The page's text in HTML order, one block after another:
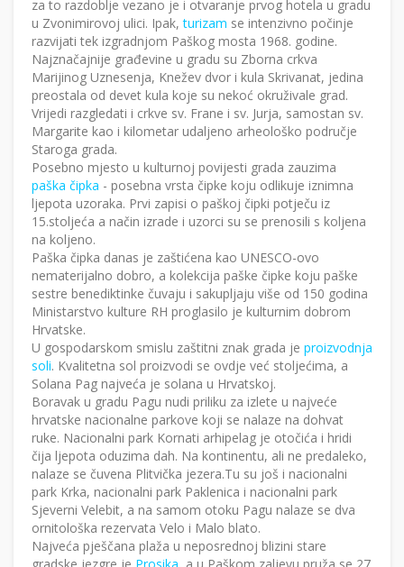
za to razdoblje vezano je i otvaranje prvog hotela u gradu
u Zvonimirovoj ulici. Ipak,turizam se intenzivno počinje
razvijati tek izgradnjom Paškog mosta 1968. godine.
Najznačajnije građevine u gradu su Zborna crkva
Marijinog Uznesenja, Knežev dvor i kula Skrivanat, jedina
preostala od devet kula koje su nekoć okruživale grad.
Vrijedi razgledati i crkve sv. Frane i sv. Jurja, samostan sv.
Margarite kao i kilometar udaljeno arheološko područje
Staroga grada.
Posebno mjesto u kulturnoj povijesti grada zauzima
paška čipka - posebna vrsta čipke koju odlikuje iznimna
ljepota uzoraka. Prvi zapisi o paškoj čipki potječu iz
15.stoljeća a način izrade i uzorci su se prenosili s koljena
na koljeno.
Paška čipka danas je zaštićena kao UNESCO-ovo
nematerijalno dobro, a kolekcija paške čipke koju paške
sestre benediktinke čuvaju i sakupljaju više od 150 godina
Ministarstvo kulture RH proglasilo je kulturnim dobrom
Hrvatske.
U gospodarskom smislu zaštitni znak grada je proizvodnja
soli. Kvalitetna sol proizvodi se ovdje već stoljećima, a
Solana Pag najveća je solana u Hrvatskoj.
Boravak u gradu Pagu nudi priliku za izlete u najveće
hrvatske nacionalne parkove koji se nalaze na dohvat
ruke. Nacionalni park Kornati arhipelag je otočića i hridi
čija ljepota oduzima dah. Na kontinentu, ali ne predaleko,
nalaze se čuvena Plitvička jezera.Tu su još i nacionalni
park Krka, nacionalni park Paklenica i nacionalni park
Sjeverni Velebit, a na samom otoku Pagu nalaze se dva
ornitološka rezervata Velo i Malo blato.
Najveća pješčana plaža u neposrednoj blizini stare